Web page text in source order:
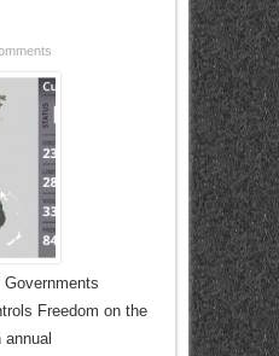
Freedom on the